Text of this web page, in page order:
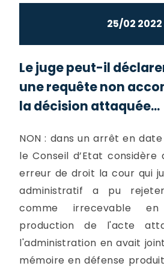
25/02 2022
Le juge peut-il
une requête non
la décision attaquée...
NON : dans un arrêt en date
le Conseil d’Etat
erreur de droit la cour qui
administratif a pu
comme irrecevable
production de l'acte
l'administration en avait
mémoire en défense